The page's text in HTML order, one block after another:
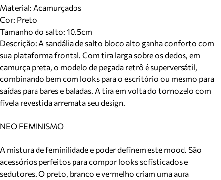
Material: Acamurçados
Cor: Preto
Tamanho do salto: 10.5cm
Descrição: A sandália de salto bloco alto ganha conforto com
sua plataforma frontal. Com tira larga sobre os dedos, em
camurça preta, o modelo de pegada retrô é superversátil,
combinando bem com looks para o escritório ou mesmo para
saídas para bares e baladas. A tira em volta do tornozelo com
fivela revestida arremata seu design.
NEO FEMINISMO
A mistura de feminilidade e poder definem este mood. São
acessórios perfeitos para compor looks sofisticados e
sedutores. O preto, branco e vermelho criam uma aura